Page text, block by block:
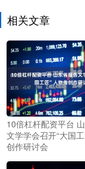
相关文章
10倍杠杆配资平台
文学学会召开“大国
创作研讨会